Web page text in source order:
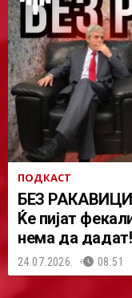
ПОДКАСТ
БЕЗ
Ќе пијат
нема да дадат!
24.07.2026. 08:51